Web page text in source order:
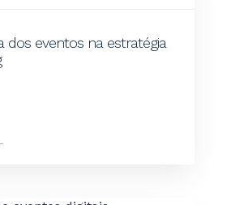
dos eventos na estratégia